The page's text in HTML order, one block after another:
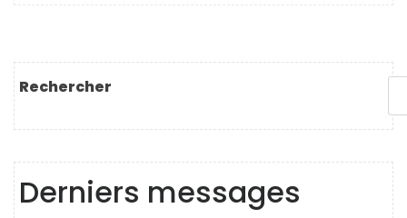
Rechercher
Derniers messages